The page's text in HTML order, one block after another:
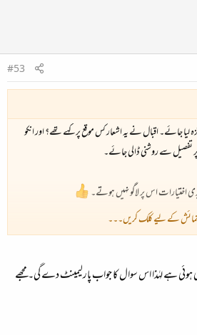
#53
لیا جائے۔ اقبال نے یہ اشعار کس موقع پر کہے تھے؟ اور انکو
سے روشنی ڈالی جائے۔
اس پر لاگو نہیں ہوتے۔
آئندہ بات کا جواب بات سے دیا جائے۔
نمائش کے لیے کلک کریں۔۔۔
ہوئی ہے لہٰذا اس سوال کا جواب پارلیمینٹ دے گی۔ مجھے